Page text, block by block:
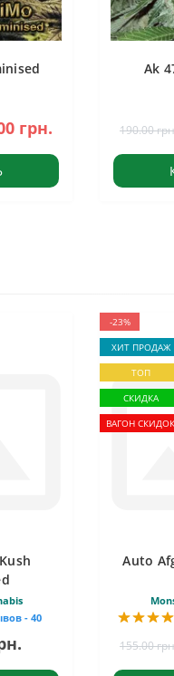
грн.
Ak
190.00
- 40
-23%
ХИТ ПРОДАЖ
ТОП
СКИДКА
ВАГОН СКИДОК
Auto
155.00